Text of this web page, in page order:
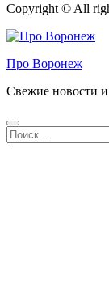
Copyright © All
Про Воронеж
Свежие новости
Найти: